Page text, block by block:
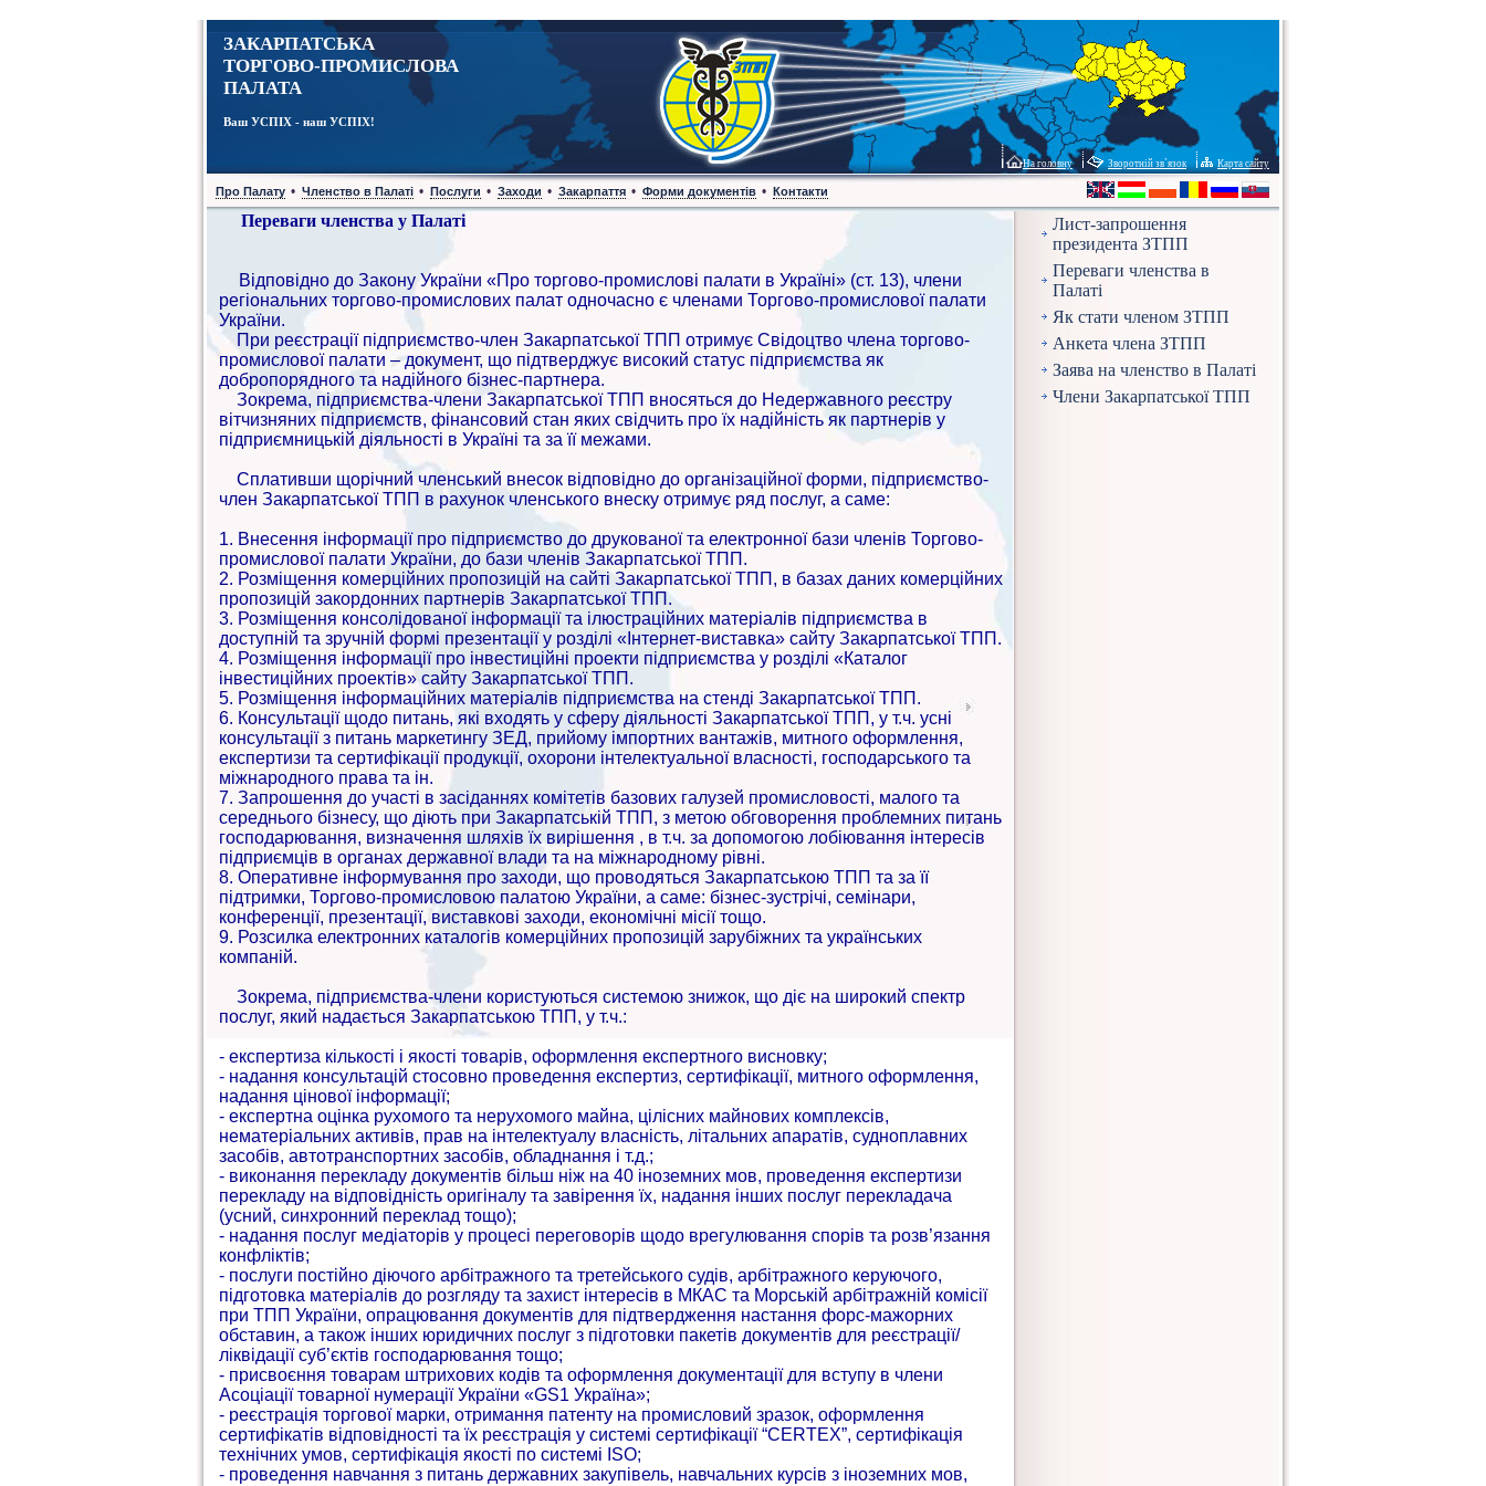
ЗАКАРПАТСЬКА
ТОРГОВО-ПРОМИСЛОВА
ПАЛАТА
Ваш УСПІХ - наш УСПІХ!
На головну Зворотній зв`язок Карта сайту
Про Палату • Членство в Палаті • Послуги • Заходи • Закарпаття • Форми документів • Контакти
Переваги членства у Палаті
Відповідно до Закону України «Про торгово-промислові палати в Україні» (ст. 13), члени
регіональних торгово-промислових палат одночасно є членами Торгово-промислової палати
України.
При реєстрації підприємство-член Закарпатської ТПП отримує Свідоцтво члена торгово-
промислової палати – документ, що підтверджує високий статус підприємства як
добропорядного та надійного бізнес-партнера.
Зокрема, підприємства-члени Закарпатської ТПП вносяться до Недержавного реєстру
вітчизняних підприємств, фінансовий стан яких свідчить про їх надійність як партнерів у
підприємницькій діяльності в Україні та за її межами.
Сплативши щорічний членський внесок відповідно до організаційної форми, підприємство-
член Закарпатської ТПП в рахунок членського внеску отримує ряд послуг, а саме:
1. Внесення інформації про підприємство до друкованої та електронної бази членів Торгово-
промислової палати України, до бази членів Закарпатської ТПП.
2. Розміщення комерційних пропозицій на сайті Закарпатської ТПП, в базах даних комерційних
пропозицій закордонних партнерів Закарпатської ТПП.
3. Розміщення консолідованої інформації та ілюстраційних матеріалів підприємства в
доступній та зручній формі презентації у розділі «Інтернет-виставка» сайту Закарпатської ТПП.
4. Розміщення інформації про інвестиційні проекти підприємства у розділі «Каталог
інвестиційних проектів» сайту Закарпатської ТПП.
5. Розміщення інформаційних матеріалів підприємства на стенді Закарпатської ТПП.
6. Консультації щодо питань, які входять у сферу діяльності Закарпатської ТПП, у т.ч. усні
консультації з питань маркетингу ЗЕД, прийому імпортних вантажів, митного оформлення,
експертизи та сертифікації продукції, охорони інтелектуальної власності, господарського та
міжнародного права та ін.
7. Запрошення до участі в засіданнях комітетів базових галузей промисловості, малого та
середнього бізнесу, що діють при Закарпатській ТПП, з метою обговорення проблемних питань
господарювання, визначення шляхів їх вирішення , в т.ч. за допомогою лобіювання інтересів
підприємців в органах державної влади та на міжнародному рівні.
8. Оперативне інформування про заходи, що проводяться Закарпатською ТПП та за її
підтримки, Торгово-промисловою палатою України, а саме: бізнес-зустрічі, семінари,
конференції, презентації, виставкові заходи, економічні місії тощо.
9. Розсилка електронних каталогів комерційних пропозицій зарубіжних та українських
компаній.
Зокрема, підприємства-члени користуються системою знижок, що діє на широкий спектр
послуг, який надається Закарпатською ТПП, у т.ч.:
- експертиза кількості і якості товарів, оформлення експертного висновку;
- надання консультацій стосовно проведення експертиз, сертифікації, митного оформлення,
надання цінової інформації;
- експертна оцінка рухомого та нерухомого майна, цілісних майнових комплексів,
нематеріальних активів, прав на інтелектуалу власність, літальних апаратів, судноплавних
засобів, автотранспортних засобів, обладнання і т.д.;
- виконання перекладу документів більш ніж на 40 іноземних мов, проведення експертизи
перекладу на відповідність оригіналу та завірення їх, надання інших послуг перекладача
(усний, синхронний переклад тощо);
- надання послуг медіаторів у процесі переговорів щодо врегулювання спорів та розв’язання
конфліктів;
- послуги постійно діючого арбітражного та третейського судів, арбітражного керуючого,
підготовка матеріалів до розгляду та захист інтересів в МКАС та Морській арбітражній комісії
при ТПП України, опрацювання документів для підтвердження настання форс-мажорних
обставин, а також інших юридичних послуг з підготовки пакетів документів для реєстрації/
ліквідації суб’єктів господарювання тощо;
- присвоєння товарам штрихових кодів та оформлення документації для вступу в члени
Асоціації товарної нумерації України «GS1 Україна»;
- реєстрація торгової марки, отримання патенту на промисловий зразок, оформлення
сертифікатів відповідності та їх реєстрація у системі сертифікації “CERTEX”, сертифікація
технічних умов, сертифікація якості по системі ISO;
- проведення навчання з питань державних закупівель, навчальних курсів з іноземних мов,
Лист-запрошення
президента ЗТПП
Переваги членства в
Палаті
Як стати членом ЗТПП
Анкета члена ЗТПП
Заява на членство в Палаті
Члени Закарпатської ТПП